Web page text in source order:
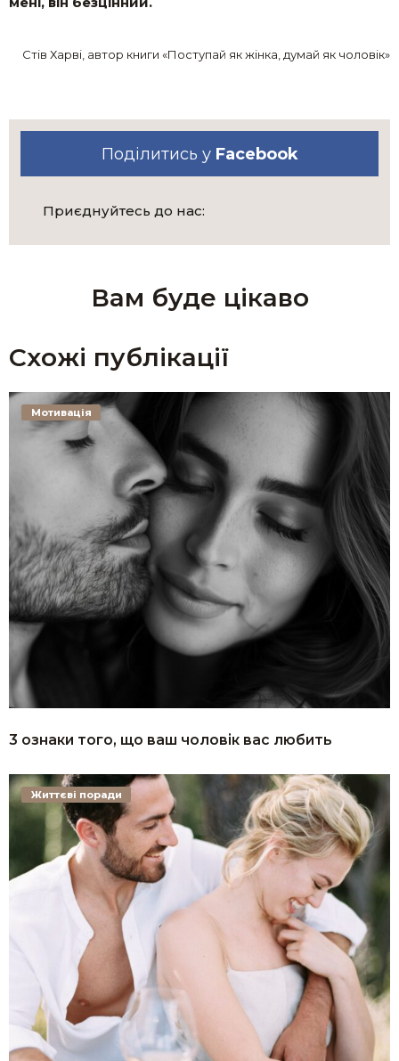
Стів Харві, автор книги «Поступай як жінка, думай як чоловік»
Поділитись у Facebook
Приєднуйтесь до нас:
Вам буде цікаво
Схожі публікації
3 ознаки того, що ваш чоловік вас любить
Мотивація
Життєві поради